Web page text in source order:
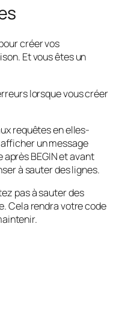
créer vos
Et vous êtes un
lorsque vous créer
requêtes en elles-
un message
après BEGIN et avant
à sauter des lignes.
pas à sauter des
Cela rendra votre code